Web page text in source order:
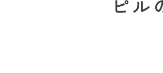
ピル